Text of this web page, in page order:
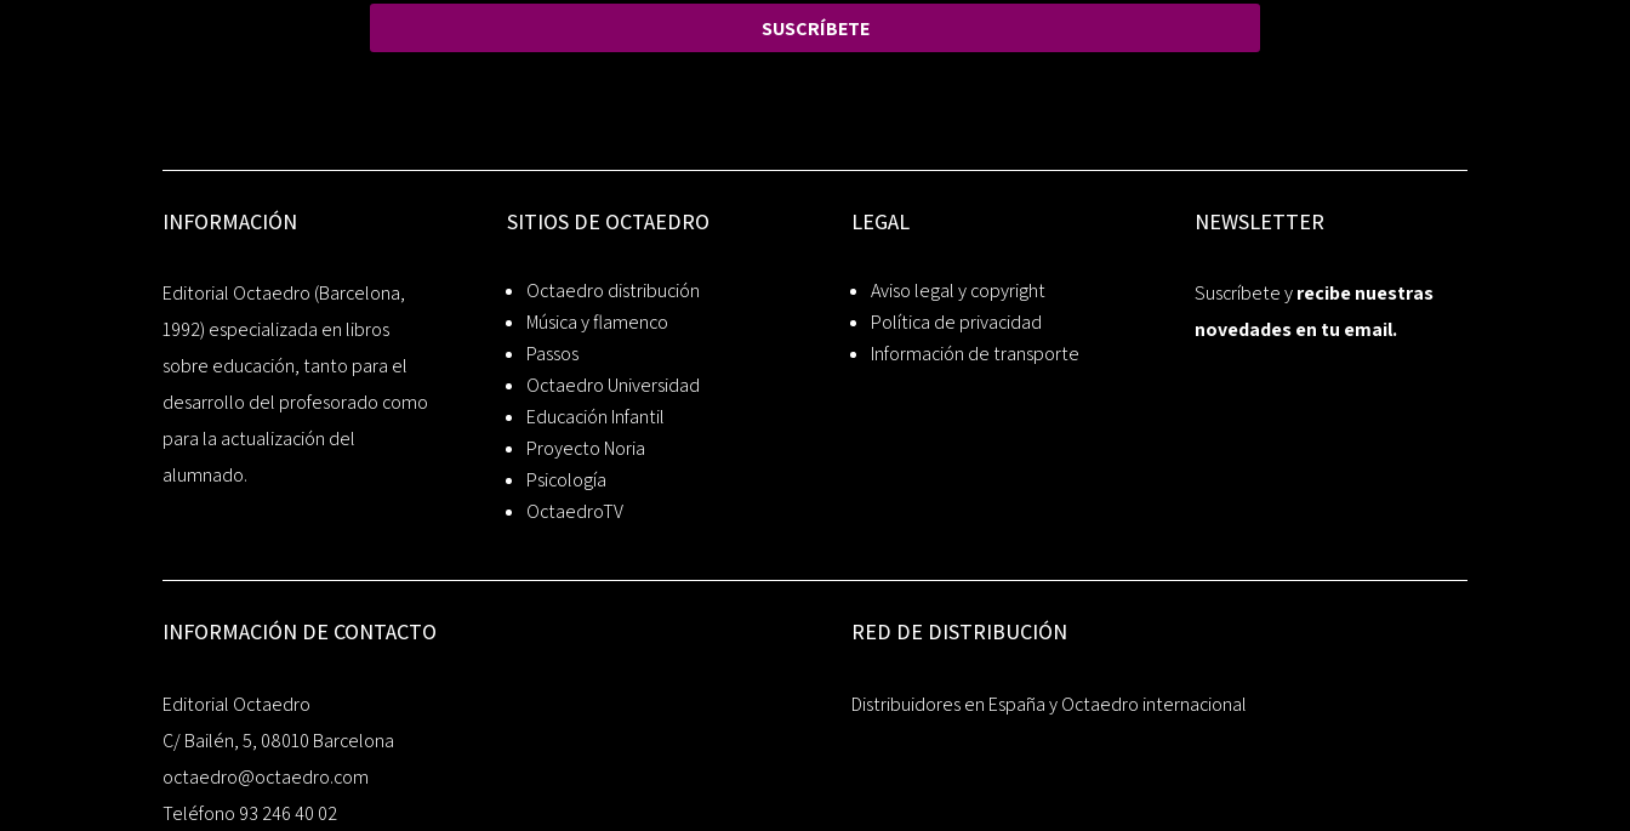
SUSCRÍBETE
INFORMACIÓN
Editorial Octaedro (Barcelona,
1992) especializada en libros
sobre educación, tanto para el
desarrollo del profesorado como
para la actualización del
alumnado.
SITIOS DE OCTAEDRO
Octaedro distribución
Música y flamenco
Passos
Octaedro Universidad
Educación Infantil
Proyecto Noria
Psicología
OctaedroTV
LEGAL
Aviso legal y copyright
Política de privacidad
Información de transporte
NEWSLETTER
Suscríbete yrecibe nuestras
novedades en tu email.
INFORMACIÓN DE CONTACTO
Editorial Octaedro
C/ Bailén, 5, 08010 Barcelona
octaedro@octaedro.com
Teléfono 93 246 40 02
RED DE DISTRIBUCIÓN
Distribuidores en España y Octaedro internacional